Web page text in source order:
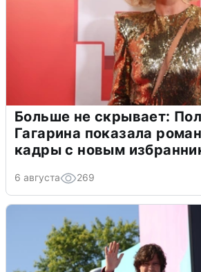
Больше не скрывает:
Гагарина показала
кадры с новым
6 августа 269